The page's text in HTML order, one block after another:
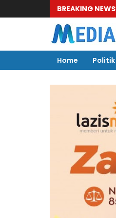
BREAKING NEWS
Home
Politik